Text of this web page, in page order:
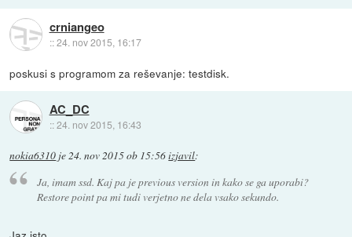
crniangeo
::24. nov 2015, 16:17
poskusi s programom za reševanje: testdisk.
AC_DC
::24. nov 2015, 16:43
nokia6310 je24. nov 2015 ob 15:56izjavil:
Ja, imam ssd. Kaj pa je previous version in kako se ga uporabi?
Restore point pa mi tudi verjetno ne dela vsako sekundo.